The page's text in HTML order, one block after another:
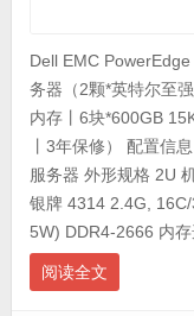
Dell EMC
务器（2颗*英特尔至
内存丨6块*600GB
丨3年保修） 配置信
服务器 外形规格 2U
银牌 4314 2.4G,
5W) DDR4-2666 内
阅读全文